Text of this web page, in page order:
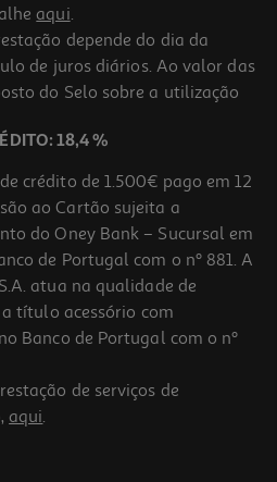
aqui.
depende do dia da
de juros diários. Ao valor das
do Selo sobre a utilização
18,4 %
crédito de 1.500€ pago em 12
ao Cartão sujeita a
do Oney Bank – Sucursal em
de Portugal com o nº 881. A
atua na qualidade de
título acessório com
Banco de Portugal com o nº
de serviços de
aqui.